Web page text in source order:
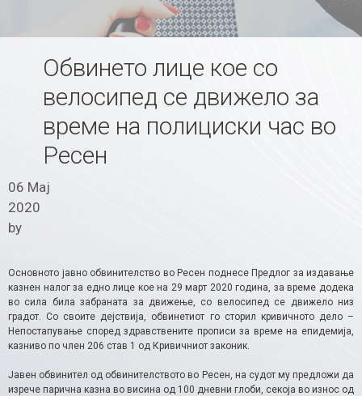
Обвинето лице кое со
велосипед се движело за
време на полициски час во
Ресен
06 Мај
2020
by
Основното јавно обвинителство во Ресен поднесе Предлог за издавање
казнен налог за едно лице кое на 29 март 2020 година, за време додека
во сила била забраната за движење, со велосипед се движело низ
градот. Со своите дејствија, обвинетиот го сторил кривичното дело –
Непостапување според здравствените прописи за време на епидемија,
казниво по член 206 став 1 од Кривичниот законик.
Јавен обвинител од обвинителството во Ресен, на судот му предложи да
изрече парична казна во висина од 100 дневни глоби, секоја во износ од